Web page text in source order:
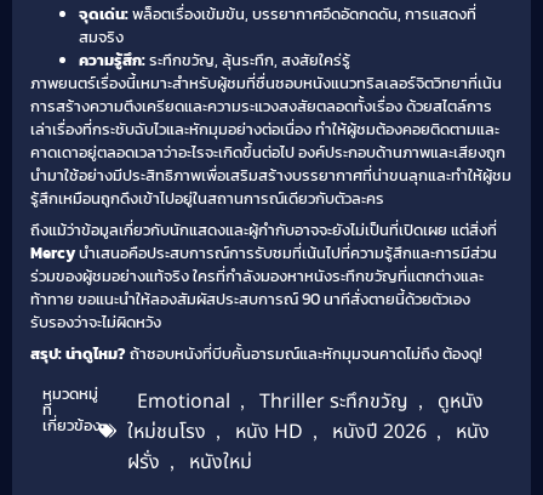
จุดเด่น:พล็อตเรื่องเข้มข้น, บรรยากาศอึดอัดกดดัน, การแสดงที่
สมจริง
ความรู้สึก:ระทึกขวัญ, ลุ้นระทึก, สงสัยใคร่รู้
ภาพยนตร์เรื่องนี้เหมาะสำหรับผู้ชมที่ชื่นชอบหนังแนวทริลเลอร์จิตวิทยาที่เน้น
การสร้างความตึงเครียดและความระแวงสงสัยตลอดทั้งเรื่อง ด้วยสไตล์การ
เล่าเรื่องที่กระชับฉับไวและหักมุมอย่างต่อเนื่อง ทำให้ผู้ชมต้องคอยติดตามและ
คาดเดาอยู่ตลอดเวลาว่าอะไรจะเกิดขึ้นต่อไป องค์ประกอบด้านภาพและเสียงถูก
นำมาใช้อย่างมีประสิทธิภาพเพื่อเสริมสร้างบรรยากาศที่น่าขนลุกและทำให้ผู้ชม
รู้สึกเหมือนถูกดึงเข้าไปอยู่ในสถานการณ์เดียวกับตัวละคร
ถึงแม้ว่าข้อมูลเกี่ยวกับนักแสดงและผู้กำกับอาจจะยังไม่เป็นที่เปิดเผย แต่สิ่งที่
Mercyนำเสนอคือประสบการณ์การรับชมที่เน้นไปที่ความรู้สึกและการมีส่วน
ร่วมของผู้ชมอย่างแท้จริง ใครที่กำลังมองหาหนังระทึกขวัญที่แตกต่างและ
ท้าทาย ขอแนะนำให้ลองสัมผัสประสบการณ์ 90 นาทีสั่งตายนี้ด้วยตัวเอง
รับรองว่าจะไม่ผิดหวัง
สรุป: น่าดูไหม?ถ้าชอบหนังที่บีบคั้นอารมณ์และหักมุมจนคาดไม่ถึง ต้องดู!
หมวดหมู่
ที่
เกี่ยวข้อง
Emotional , Thriller ระทึกขวัญ ,
ดูหนัง
ใหม่ชนโรง , หนัง HD , หนังปี 2026 ,
หนัง
ฝรั่ง , หนังใหม่